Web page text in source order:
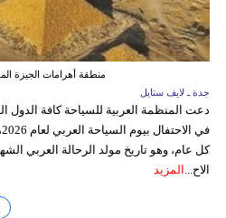
منطقة أهرامات الجيزة
جدة ـ لايف ستايل
دعت المنظمة العربية للسياحة كافة الدول
كل عام، وهو تاريخ مولد الرحالة العربي
الاح... المزيد